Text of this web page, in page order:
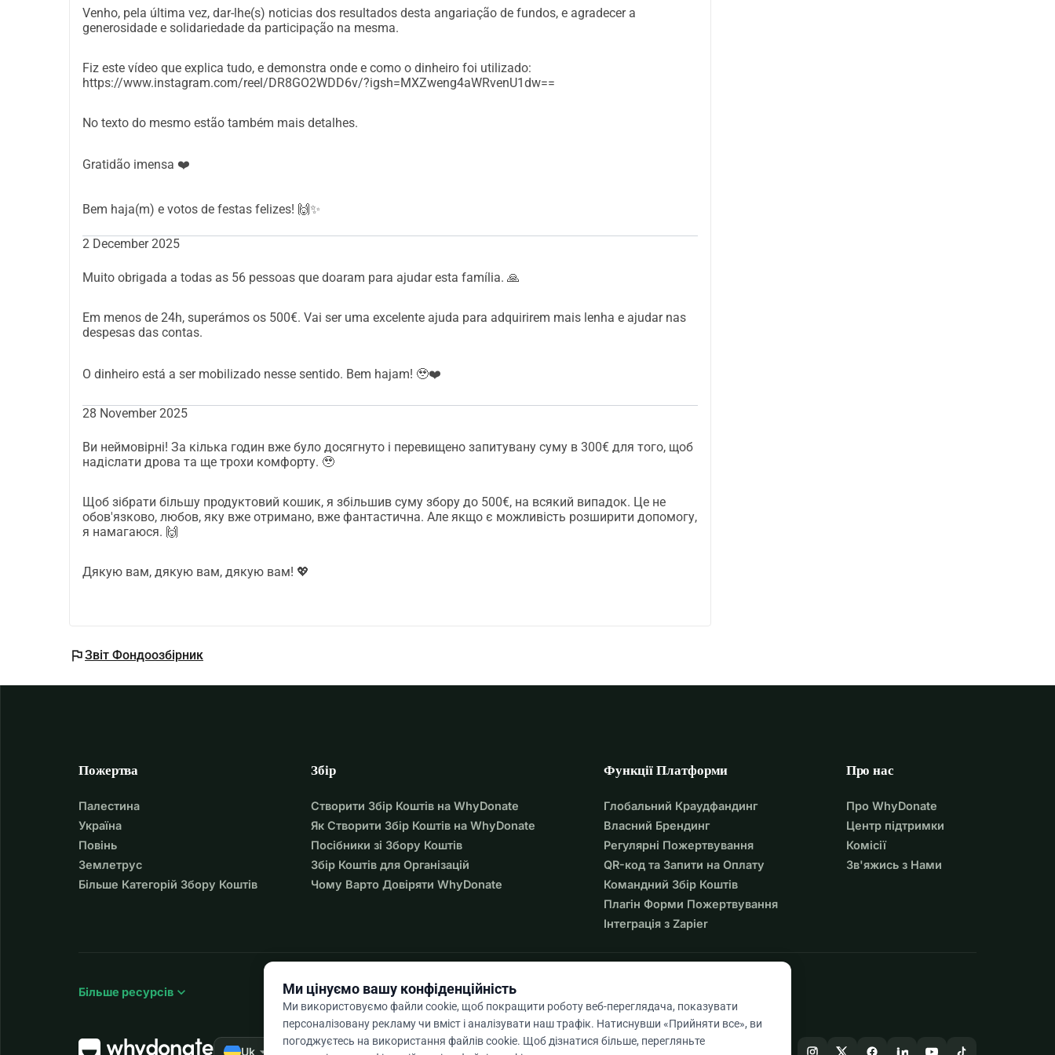
Venho, pela última vez, dar-lhe(s) noticias dos resultados desta angariação de fundos, e agradecer a
generosidade e solidariedade da participação na mesma.
Fiz este vídeo que explica tudo, e demonstra onde e como o dinheiro foi utilizado:
https://www.instagram.com/reel/DR8GO2WDD6v/?igsh=MXZweng4aWRvenU1dw==
No texto do mesmo estão também mais detalhes.
Gratidão imensa ❤️
Bem haja(m) e votos de festas felizes! 🙌✨
2 December 2025
Muito obrigada a todas as 56 pessoas que doaram para ajudar esta família. 🙏
Em menos de 24h, superámos os 500€. Vai ser uma excelente ajuda para adquirirem mais lenha e ajudar nas
despesas das contas.
O dinheiro está a ser mobilizado nesse sentido. Bem hajam! 🥹❤️
28 November 2025
Ви неймовірні! За кілька годин вже було досягнуто і перевищено запитувану суму в 300€ для того, щоб
надіслати дрова та ще трохи комфорту. 🥹
Щоб зібрати більшу продуктовий кошик, я збільшив суму збору до 500€, на всякий випадок. Це не
обов'язково, любов, яку вже отримано, вже фантастична. Але якщо є можливість розширити допомогу,
я намагаюся. 🙌
Дякую вам, дякую вам, дякую вам! 💖
flagЗвіт Фондоозбірник
Пожертва
Палестина
Україна
Повінь
Землетрус
Більше Категорій Збору Коштів
Збір
Створити Збір Коштів на WhyDonate
Як Створити Збір Коштів на WhyDonate
Посібники зі Збору Коштів
Збір Коштів для Організацій
Чому Варто Довіряти WhyDonate
Функції Платформи
Глобальний Краудфандинг
Власний Брендинг
Регулярні Пожертвування
QR-код та Запити на Оплату
Командний Збір Коштів
Плагін Форми Пожертвування
Інтеграція з Zapier
Про нас
Про WhyDonate
Центр підтримки
Комісії
Зв'яжись з Нами
Більше ресурсів expand_more
Uk ★★★★★ 4,9 / 5 на основі 500+ відгуків
Ми цінуємо вашу конфіденційність
Ми використовуємо файли cookie, щоб покращити роботу веб-переглядача, показувати
персоналізовану рекламу чи вміст і аналізувати наш трафік. Натиснувши «Прийняти все», ви
погоджуєтесь на використання файлів cookie. Щоб дізнатися більше, перегляньте